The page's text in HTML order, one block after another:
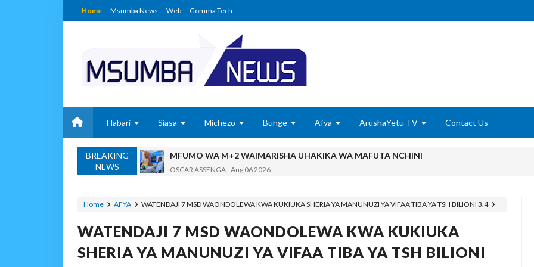
Home Msumba News Web Gomma Tech
Habari Siasa Michezo Bunge Afya ArushaYetu TV Contact Us
BREAKING
NEWS
MFUMO WA M+2 WAIMARISHA UHAKIKA WA MAFUTA NCHINI
OSCAR ASSENGA-Aug 06 2026
Alex Sonna -Aug 06 2026
OSCAR ASSENGA-Aug 06 2026
Home AFYA WATENDAJI 7 MSD WAONDOLEWA KWA KUKIUKA SHERIA YA MANUNUZI YA VIFAA TIBA YA TSH BILIONI 3.4
WATENDAJI 7 MSD WAONDOLEWA KWA KUKIUKA
SHERIA YA MANUNUZI YA VIFAA TIBA YA TSH BILIONI